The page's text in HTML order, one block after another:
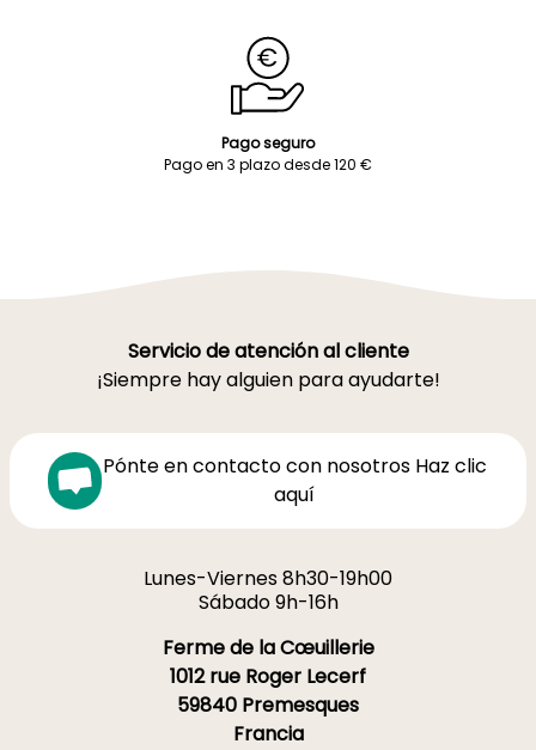
Pago seguro
Pago en 3 plazo desde 120 €
Servicio de atención al cliente
¡Siempre hay alguien para ayudarte!
Pónte en contacto con nosotros Haz clic
aquí
Lunes-Viernes 8h30-19h00
Sábado 9h-16h
Ferme de la Cœuillerie
1012 rue Roger Lecerf
59840 Premesques
Francia